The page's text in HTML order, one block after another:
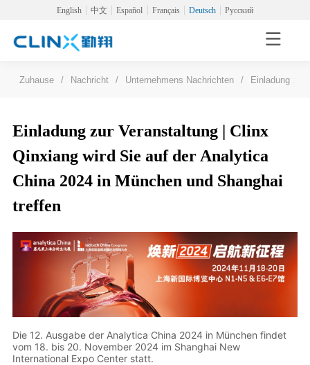
English 中文 Español Français Deutsch Русский
Zuhause / Nachricht / Unternehmens Nachrichten / Einladung zur
Einladung zur Veranstaltung | Clinx
Qinxiang wird Sie auf der Analytica
China 2024 in München und Shanghai
treffen